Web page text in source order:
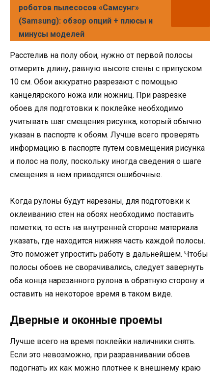
роботов пылесосов «Самсунг»
(Samsung): обзор опций + плюсы и
минусы моделей
Расстелив на полу обои, нужно от первой полосы
отмерить длину, равную высоте стены с припуском
10 см. Обои аккуратно разрезают с помощью
канцелярского ножа или ножниц. При разрезке
обоев для подготовки к поклейке необходимо
учитывать шаг смещения рисунка, который обычно
указан в паспорте к обоям. Лучше всего проверять
информацию в паспорте путем совмещения рисунка
и полос на полу, поскольку иногда сведения о шаге
смещения в нем приводятся ошибочные.
Когда рулоны будут нарезаны, для подготовки к
оклеиванию стен на обоях необходимо поставить
пометки, то есть на внутренней стороне материала
указать, где находится нижняя часть каждой полосы.
Это поможет упростить работу в дальнейшем. Чтобы
полосы обоев не сворачивались, следует завернуть
оба конца нарезанного рулона в обратную сторону и
оставить на некоторое время в таком виде.
Дверные и оконные проемы
Лучше всего на время поклейки наличники снять.
Если это невозможно, при разравнивании обоев
подогнать их как можно плотнее к внешнему краю